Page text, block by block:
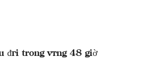
đãi trong vòng 48 giờ